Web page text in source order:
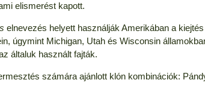
elismerést kapott.
elnevezés helyett használják Amerikában a
úgymint Michigan, Utah és Wisconsin
általuk használt fajták.
számára ajánlott klón kombinációk: